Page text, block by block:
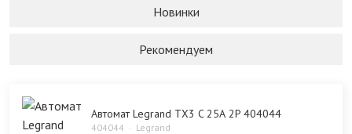
Новинки
Рекомендуем
Автомат Legrand TX3 C 25А 2P 404044
404044 Legrand